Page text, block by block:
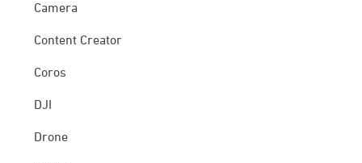
Camera
Content Creator
Coros
DJI
Drone